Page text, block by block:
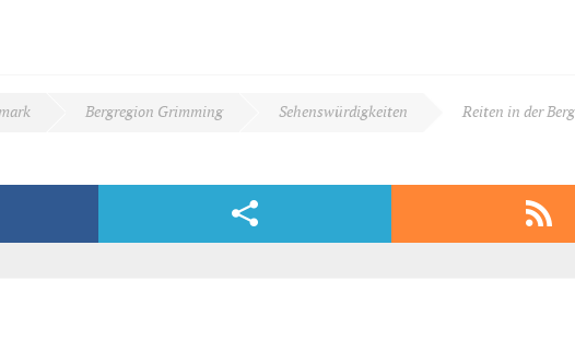
Bergregion Grimming Sehenswürdigkeiten Reiten in der
allen Reitsportbegeisterten an.